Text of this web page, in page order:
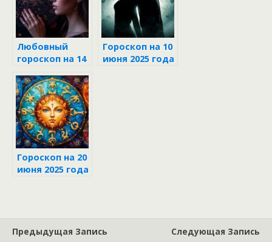
Любовный
гороскоп на 14
для всех
знаков
Гороскоп на 10
июня 2025 года
Гороскоп на 20
июня 2025 года
Предыдущая Запись
Следующая Запись